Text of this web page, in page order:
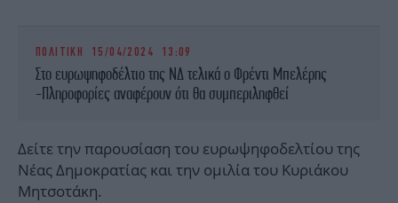
ΠΟΛΙΤΙΚΗ 15/04/2024 13:09
Στο ευρωψηφοδέλτιο της ΝΔ τελικά ο Φρέντι Μπελέρης
-Πληροφορίες αναφέρουν ότι θα συμπεριληφθεί
Δείτε την παρουσίαση του ευρωψηφοδελτίου της
Νέας Δημοκρατίας και την ομιλία του Κυριάκου
Μητσοτάκη.